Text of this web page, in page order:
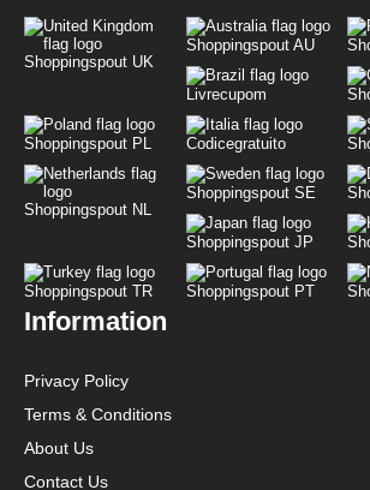
Shoppingspout UK
Shoppingspout AU
Livrecupom
Shoppingspout PL Codicegratuito
Shoppingspout NL
Shoppingspout SE
Shoppingspout JP
Shoppingspout TR Shoppingspout PT
Information
Privacy Policy
Terms & Conditions
About Us
Contact Us